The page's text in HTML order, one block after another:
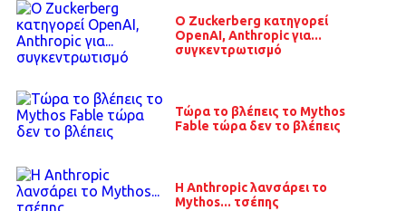
O Zuckerberg κατηγορεί
OpenAI, Anthropic για...
συγκεντρωτισμό
Τώρα το βλέπεις το Mythos
Fable τώρα δεν το βλέπεις
H Anthropic λανσάρει το
Mythos... τσέπης